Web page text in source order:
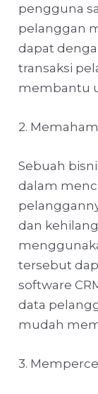
pengguna
pelanggan
dapat
transaksi
membantu
2.
Sebuah
dalam
dan
tersebut
software
data
mudah
3.